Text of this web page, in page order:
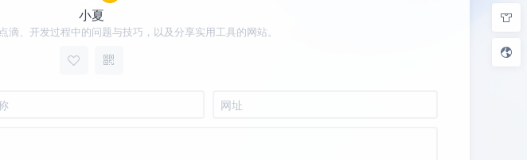
小夏
滴、开发过程中的问题与技巧，以及分享实用工具的网站。